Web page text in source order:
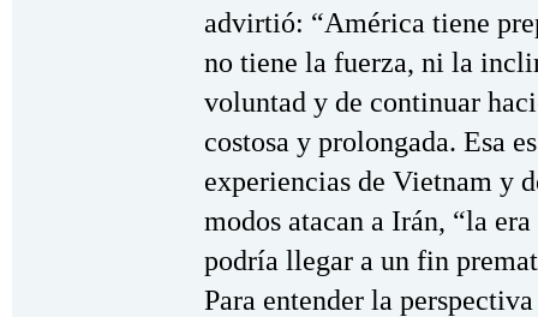
advirtió: “América tiene
no tiene la fuerza, ni la
voluntad y de continuar
costosa y prolongada. Esa
experiencias de Vietnam y
modos atacan a Irán, “la
podría llegar a un fin
Para entender la